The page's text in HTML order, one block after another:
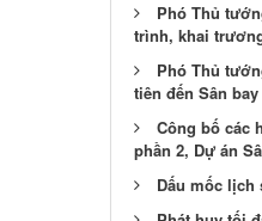
Phó Thủ
trình, khai
Phó Thủ
tiên đến Sân
Công bố các
phần 2, Dự án
Dấu mốc